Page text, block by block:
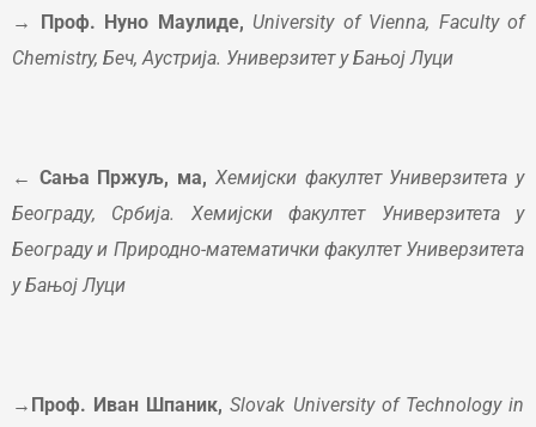
→ Проф. Нуно Маулиде, University of Vienna, Faculty of
Chemistry, Беч, Аустрија. Универзитет у Бањој Луци
← Сања Пржуљ, ма, Хемијски факултет Универзитета у
Београду, Србија. Хемијски факултет Универзитета у
Београду и Природно-математички факултет Универзитета
у Бањој Луци
→Проф. Иван Шпаник,Slovak University of Technology in